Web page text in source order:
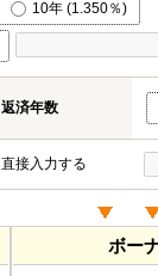
10年 (1.350％)
返済年数
直接入力する
ボー